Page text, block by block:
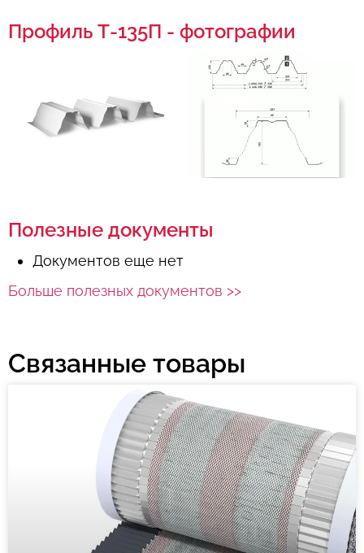
Профиль Т-135П - фотографии
Полезные документы
Документов еще нет
Больше полезных документов >>
Связанные товары